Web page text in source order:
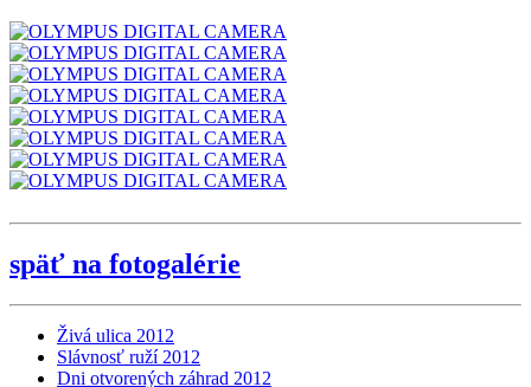
späť na fotogalérie
Živá ulica 2012
Slávnosť ruží 2012
Dni otvorených záhrad 2012